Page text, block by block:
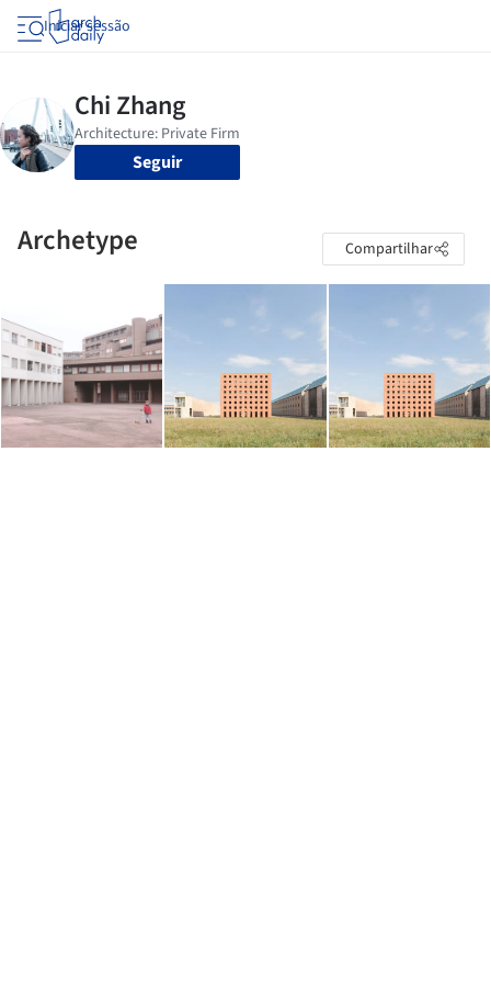
Iniciar sessão
Seguir
Archetype Compartilhar